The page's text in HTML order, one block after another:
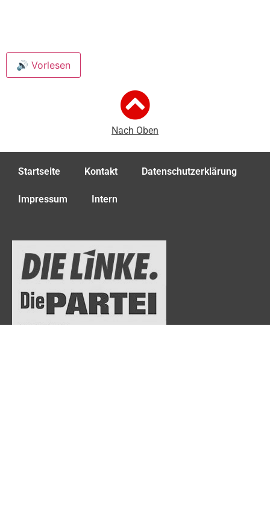
🔊 Vorlesen
Nach Oben
Startseite Kontakt Datenschutzerklärung
Impressum Intern